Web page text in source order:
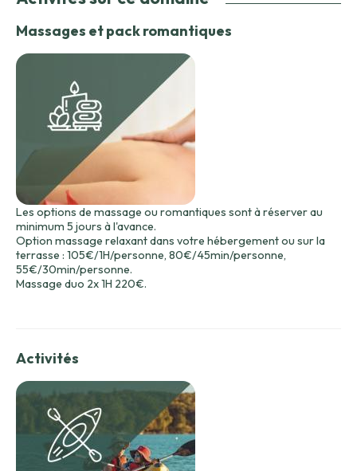
Massages et pack romantiques
Les options de massage ou romantiques sont à réserver au
minimum 5 jours à l'avance.
Option massage relaxant dans votre hébergement ou sur la
terrasse : 105€/1H/personne, 80€/45min/personne,
55€/30min/personne.
Massage duo 2x 1H 220€.
Activités